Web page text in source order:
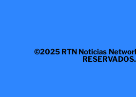
©2025 RTN Noticias
RESERVADOS.